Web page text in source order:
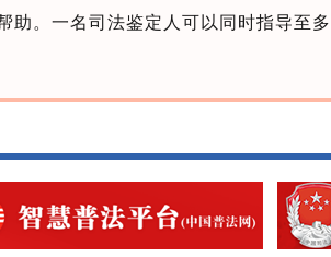
。一名司法鉴定人可以同时指导至